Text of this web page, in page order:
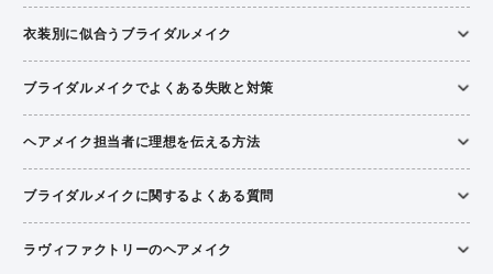
衣装別に似合うブライダルメイク
ブライダルメイクでよくある失敗と対策
ヘアメイク担当者に理想を伝える方法
ブライダルメイクに関するよくある質問
ラヴィファクトリーのヘアメイク